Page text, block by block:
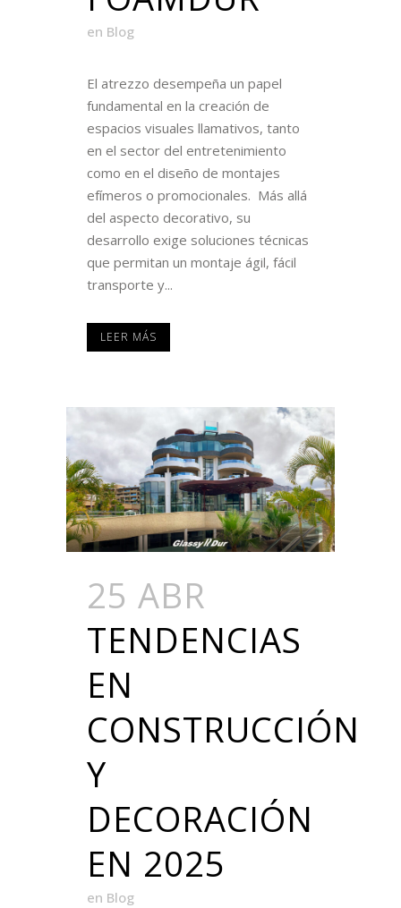
en Blog
El atrezzo desempeña un papel
fundamental en la creación de
espacios visuales llamativos, tanto
en el sector del entretenimiento
como en el diseño de montajes
efímeros o promocionales. Más allá
del aspecto decorativo, su
desarrollo exige soluciones técnicas
que permitan un montaje ágil, fácil
transporte y...
LEER MÁS
25 ABR
TENDENCIAS
EN
CONSTRUCCIÓN
Y
DECORACIÓN
EN 2025
en Blog